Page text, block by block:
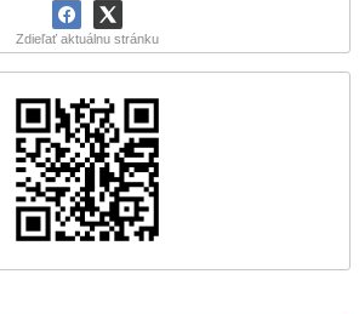
Zdieľať aktuálnu stránku